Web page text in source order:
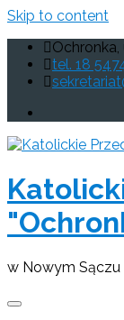
Skip to content
Ochronka,
tel. 18
w Nowym Sączu